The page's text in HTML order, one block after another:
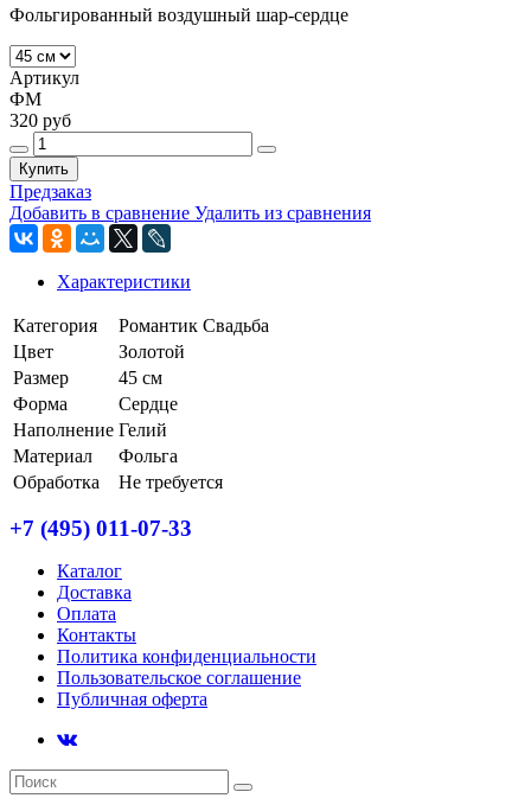
Фольгированный воздушный шар-сердце
Артикул
ФМ
320 руб
Купить
Предзаказ
Добавить в сравнение Удалить из сравнения
Характеристики
Категория Романтик Свадьба
Цвет
Золотой
Размер
45 см
Форма
Сердце
Наполнение Гелий
Материал
Фольга
Обработка
Не требуется
+7 (495) 011-07-33
Каталог
Доставка
Оплата
Контакты
Политика конфиденциальности
Пользовательское соглашение
Публичная оферта